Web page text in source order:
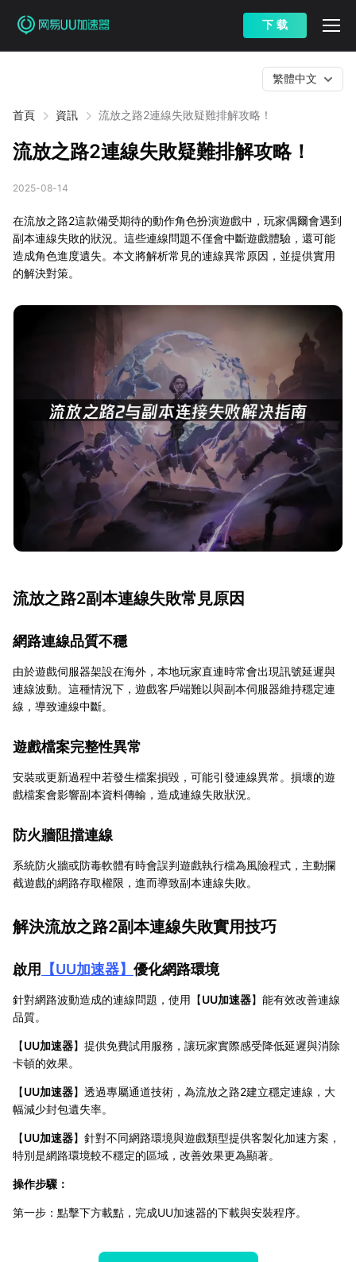
下 载
首頁 資訊 流放之路2連線失敗疑難排解攻略！
繁體中文
流放之路2連線失敗疑難排解攻略！
2025-08-14
在流放之路2這款備受期待的動作角色扮演遊戲中，玩家偶爾會遇到
副本連線失敗的狀況。這些連線問題不僅會中斷遊戲體驗，還可能
造成角色進度遺失。本文將解析常見的連線異常原因，並提供實用
的解決對策。
流放之路2副本連線失敗常見原因
網路連線品質不穩
由於遊戲伺服器架設在海外，本地玩家直連時常會出現訊號延遲與
連線波動。這種情況下，遊戲客戶端難以與副本伺服器維持穩定連
線，導致連線中斷。
遊戲檔案完整性異常
安裝或更新過程中若發生檔案損毀，可能引發連線異常。損壞的遊
戲檔案會影響副本資料傳輸，造成連線失敗狀況。
防火牆阻擋連線
系統防火牆或防毒軟體有時會誤判遊戲執行檔為風險程式，主動攔
截遊戲的網路存取權限，進而導致副本連線失敗。
解決流放之路2副本連線失敗實用技巧
啟用 【UU加速器】 優化網路環境
針對網路波動造成的連線問題，使用【UU加速器】能有效改善連線
品質。
【UU加速器】提供免費試用服務，讓玩家實際感受降低延遲與消除
卡頓的效果。
【UU加速器】透過專屬通道技術，為流放之路2建立穩定連線，大
幅減少封包遺失率。
【UU加速器】針對不同網路環境與遊戲類型提供客製化加速方案，
特別是網路環境較不穩定的區域，改善效果更為顯著。
操作步驟：
第一步：點擊下方載點，完成UU加速器的下載與安裝程序。